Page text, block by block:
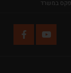
פקס במשרד